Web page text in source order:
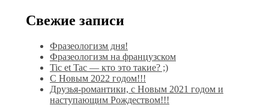
Свежие записи
Фразеологизм дня!
Фразеологизм на французском
Tic et Tac — кто это такие? ;)
С Новым 2022 годом!!!
Друзья-романтики, с Новым 2021 годом и
наступающим Рождеством!!!